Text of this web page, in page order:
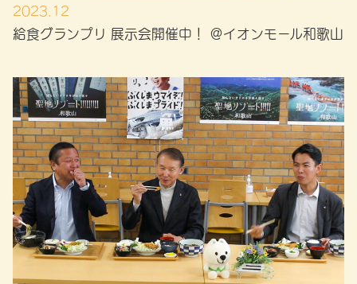
2023.12
給食グランプリ 展示会開催中！ ＠イオンモール和歌山